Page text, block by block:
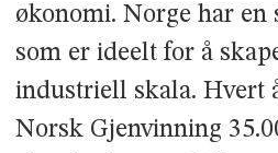
økonomi. Norge har en
som er ideelt for å
industriell skala. Hvert
Norsk Gjenvinning